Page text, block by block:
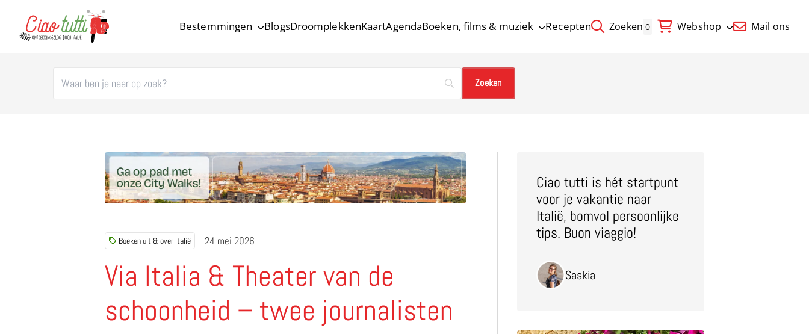
Bestemmingen BlogsDroomplekkenKaartAgendaBoeken, films & muziek Recepten Zoeken 0 Webshop Mail ons
Boeken uit & over Italië 24 mei 2026
Via Italia & Theater van de
schoonheid – twee journalisten
Ciao tutti is hét startpunt
voor je vakantie naar
Italië, bomvol persoonlijke
tips. Buon viaggio!
Saskia